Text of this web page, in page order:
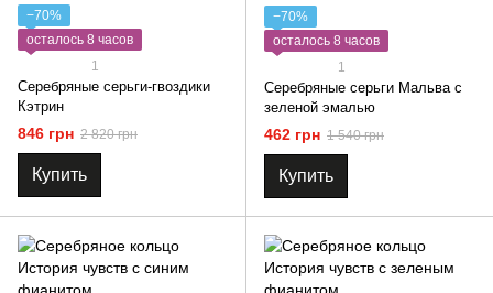
−70%
осталось 8 часов
1
Серебряные серьги-гвоздики
Кэтрин
846 грн 2 820 грн
Купить
−70%
осталось 8 часов
1
Серебряные серьги Мальва с
зеленой эмалью
462 грн 1 540 грн
Купить